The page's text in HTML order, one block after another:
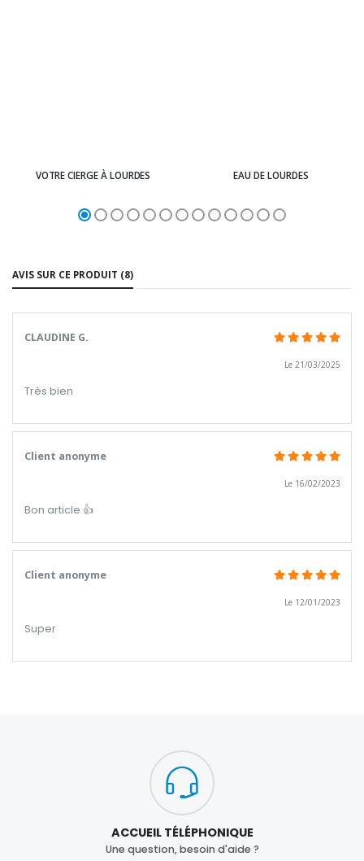
VOTRE CIERGE À LOURDES EAU DE LOURDES
AVIS SUR CE PRODUIT (8)
CLAUDINE G.
Le 21/03/2025
Très bien
Client anonyme
Le 16/02/2023
Bon article 👍
Client anonyme
Le 12/01/2023
Super
ACCUEIL TÉLÉPHONIQUE
Une question, besoin d'aide ?